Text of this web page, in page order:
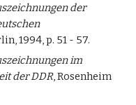
der
1994, p. 51 - 57.
im
der DDR, Rosenheim